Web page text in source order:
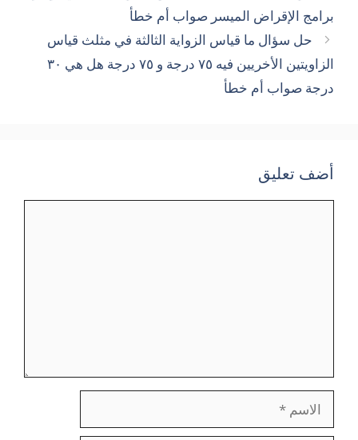
برامج الإقراض الميسر صواب أم خطأ
حل سؤال ما قياس الزواية الثالثة في مثلث قياس
الزاويتين الأخريين فيه ٧٥ درجة و ٧٥ درجة هل هي ٣٠
درجة صواب أم خطأ
أضف تعليق
الاسم